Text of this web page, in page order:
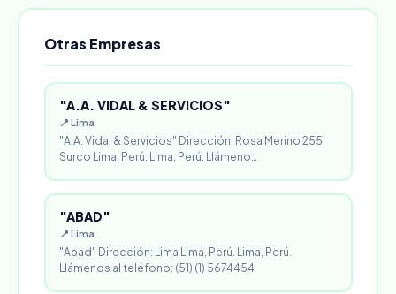
Otras Empresas
"A.A. VIDAL & SERVICIOS"
📍 Lima
"A.A. Vidal & Servicios" Dirección: Rosa Merino 255
Surco Lima, Perú. Lima, Perú. Llámeno…
"ABAD"
📍 Lima
"Abad" Dirección: Lima Lima, Perú. Lima, Perú.
Llámenos al teléfono: (51) (1) 5674454